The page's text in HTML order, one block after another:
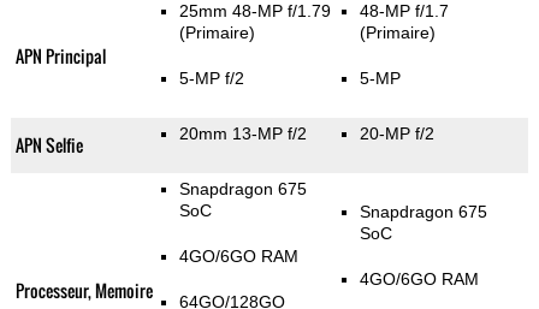
APN Principal
25mm 48-MP f/1.79
(Primaire)
5-MP f/2
48-MP f/1.7
(Primaire)
5-MP
APN Selfie 20mm 13-MP f/2 20-MP f/2
Processeur, Memoire
Snapdragon 675
SoC
4GO/6GO RAM
64GO/128GO
Snapdragon 675
SoC
4GO/6GO RAM